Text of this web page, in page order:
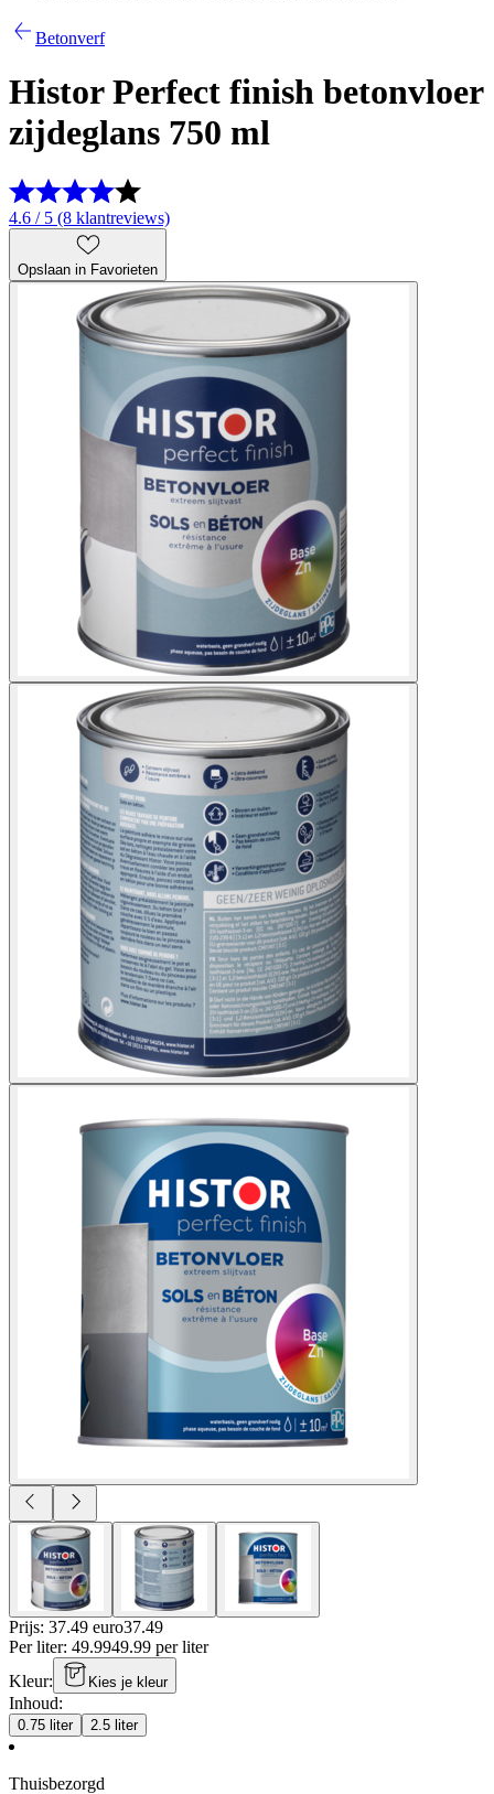
Betonverf
Histor Perfect finish betonvloer
zijdeglans 750 ml
4.6 / 5 (8 klantreviews)
Opslaan in Favorieten
Prijs: 37.49 euro37.49
Per liter: 49.9949.99 per liter
Kleur: Kies je kleur
Inhoud:
0.75 liter 2.5 liter
Thuisbezorgd